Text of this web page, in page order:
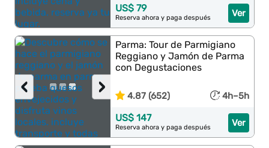
Ver
US$ 79
Reserva ahora y paga después
›
‹
Parma: Tour de Parmigiano
Reggiano y Jamón de Parma
con Degustaciones
4.87 (652) 4h–5h
Ver
US$ 147
Reserva ahora y paga después